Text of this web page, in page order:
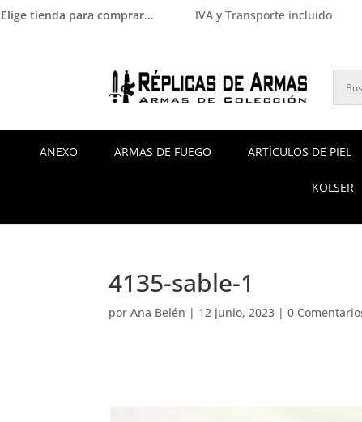
Elige tienda para comprar... IVA y Transporte incluido
ANEXO ARMAS DE FUEGO ARTÍCULOS DE PIEL
KOLSER
4135-sable-1
porAna Belén | 12 junio, 2023 |0